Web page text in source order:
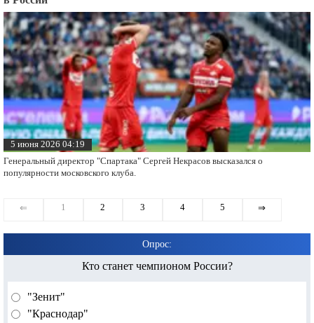
5 июня 2026 04:19
Генеральный директор "Спартака" Сергей Некрасов высказался о
популярности московского клуба.
⇐ 1 2 3 4 5 ⇒
Опрос:
Кто станет чемпионом России?
"Зенит"
"Краснодар"